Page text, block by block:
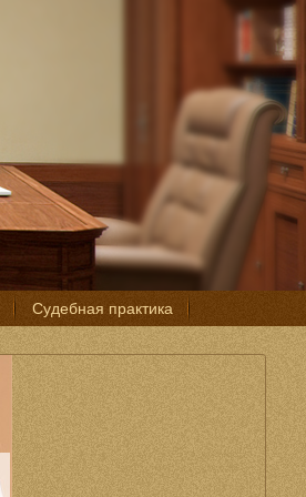
Судебная практика